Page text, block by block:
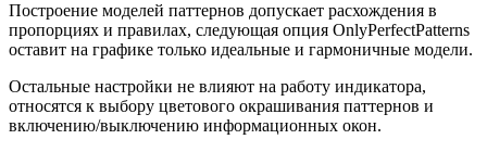
Построение моделей паттернов допускает расхождения в
пропорциях и правилах, следующая опция OnlyPerfectPatterns
оставит на графике только идеальные и гармоничные модели.
Остальные настройки не влияют на работу индикатора,
относятся к выбору цветового окрашивания паттернов и
включению/выключению информационных окон.